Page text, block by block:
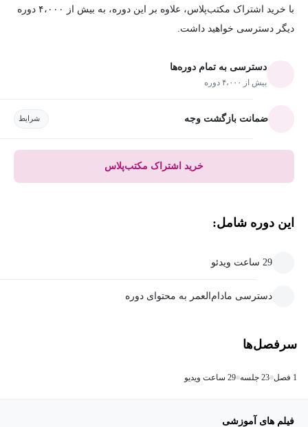
با خرید اشتراک مکتب‌پلاس، علاوه بر این دوره، به بیش از ۴،۰۰۰ دوره
دیگر دسترسی خواهید داشت.
دسترسی به تمام دوره‌ها
بیش از ۴،۰۰۰ دوره
ضمانت بازگشت وجه شرایط
خرید اشتراک مکتب‌پلاس
این دوره شامل:
29 ساعت ویدئو
دسترسی مادام‌العمر به محتوای دوره
سرفصل‌ها
1 فصل 23 جلسه 29 ساعت ویدیو
فیلم های آموزشی